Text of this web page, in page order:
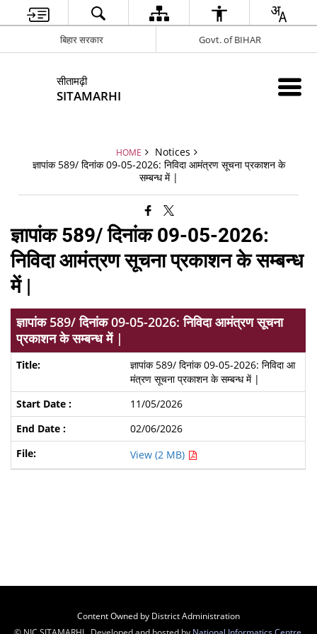
बिहार सरकार Govt. of BIHAR
सीतामढ़ी
SITAMARHI
HOME
Notices
ज्ञापांक 589/ दिनांक 09-05-2026: निविदा आमंत्रण सूचना प्रकाशन के
सम्बन्ध में |
ज्ञापांक 589/ दिनांक 09-05-2026:
निविदा आमंत्रण सूचना प्रकाशन के सम्बन्ध
में |
ज्ञापांक 589/ दिनांक 09-05-2026: निविदा आमंत्रण सूचना
प्रकाशन के सम्बन्ध में |
ज्ञापांक 589/ दिनांक 09-05-2026: निविदा आ
मंत्रण सूचना प्रकाशन के सम्बन्ध में |
11/05/2026
02/06/2026
View (2 MB)
Content Owned by District Administration